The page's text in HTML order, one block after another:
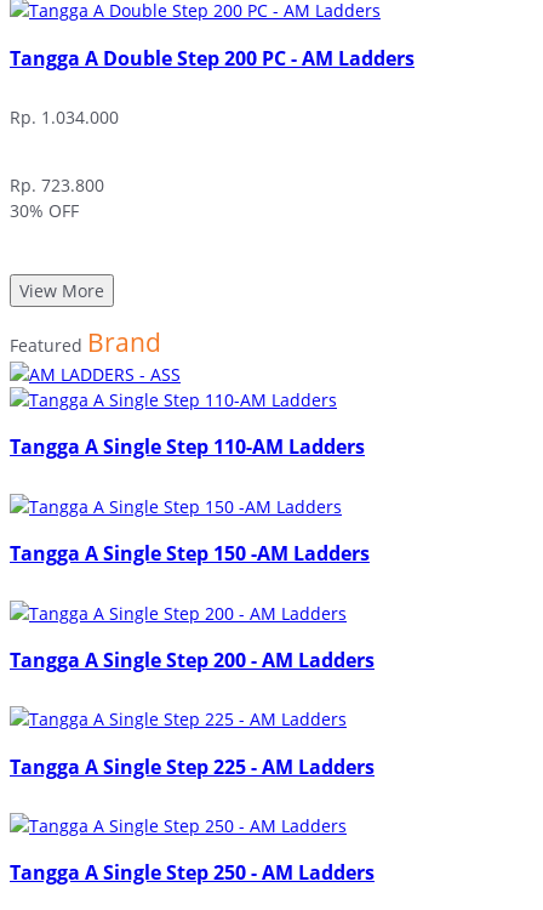
Tangga A Double Step 200 PC - AM Ladders
Rp. 1.034.000
Rp. 723.800
30% OFF
View More
Featured Brand
Tangga A Single Step 110-AM Ladders
Tangga A Single Step 150 -AM Ladders
Tangga A Single Step 200 - AM Ladders
Tangga A Single Step 225 - AM Ladders
Tangga A Single Step 250 - AM Ladders